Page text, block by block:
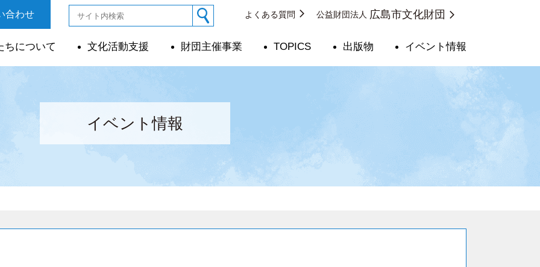
合わせ よくある質問 公益財団法人 広島市文化財団
ちについて 文化活動支援 財団主催事業 TOPICS 出版物 イベント情報
イベント情報